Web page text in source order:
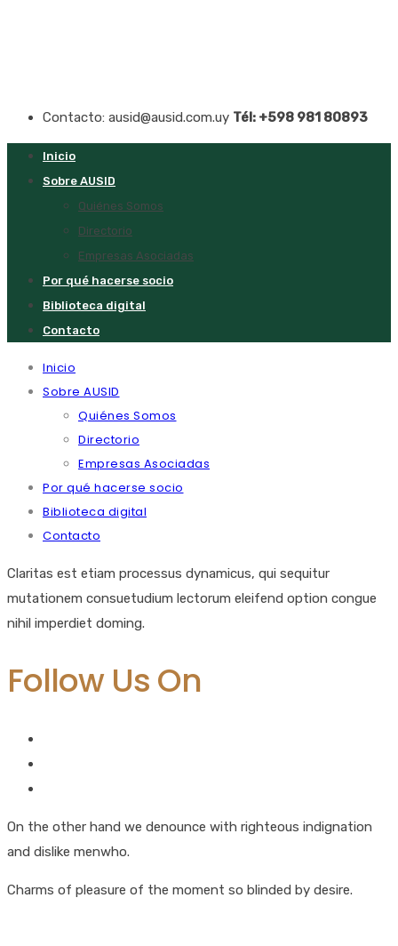
Contacto: ausid@ausid.com.uy Tél: +598 981 80893
Inicio
Sobre AUSID
Quiénes Somos
Directorio
Empresas Asociadas
Por qué hacerse socio
Biblioteca digital
Contacto
Inicio
Sobre AUSID
Quiénes Somos
Directorio
Empresas Asociadas
Por qué hacerse socio
Biblioteca digital
Contacto
Claritas est etiam processus dynamicus, qui sequitur
mutationem consuetudium lectorum eleifend option congue
nihil imperdiet doming.
Follow Us On
On the other hand we denounce with righteous indignation
and dislike menwho.
Charms of pleasure of the moment so blinded by desire.